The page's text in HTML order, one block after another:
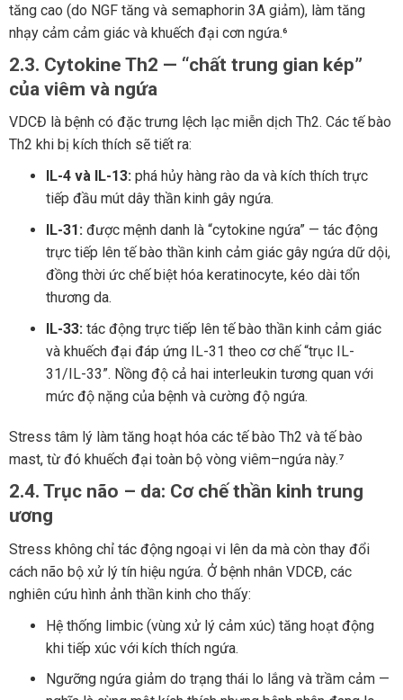
tăng cao (do NGF tăng và semaphorin 3A giảm), làm tăng
nhạy cảm cảm giác và khuếch đại cơn ngứa.⁶
2.3. Cytokine Th2 — “chất trung gian kép”
của viêm và ngứa
VDCĐ là bệnh có đặc trưng lệch lạc miễn dịch Th2. Các tế bào
Th2 khi bị kích thích sẽ tiết ra:
IL-4 và IL-13:phá hủy hàng rào da và kích thích trực
tiếp đầu mút dây thần kinh gây ngứa.
IL-31:được mệnh danh là “cytokine ngứa” — tác động
trực tiếp lên tế bào thần kinh cảm giác gây ngứa dữ dội,
đồng thời ức chế biệt hóa keratinocyte, kéo dài tổn
thương da.
IL-33: tác động trực tiếp lên tế bào thần kinh cảm giác
và khuếch đại đáp ứng IL-31 theo cơ chế “trục IL-
31/IL-33”. Nồng độ cả hai interleukin tương quan với
mức độ nặng của bệnh và cường độ ngứa.
Stress tâm lý làm tăng hoạt hóa các tế bào Th2 và tế bào
mast, từ đó khuếch đại toàn bộ vòng viêm–ngứa này.⁷
2.4. Trục não – da: Cơ chế thần kinh trung
ương
Stress không chỉ tác động ngoại vi lên da mà còn thay đổi
cách não bộ xử lý tín hiệu ngứa. Ở bệnh nhân VDCĐ, các
nghiên cứu hình ảnh thần kinh cho thấy:
Hệ thống limbic (vùng xử lý cảm xúc) tăng hoạt động
khi tiếp xúc với kích thích ngứa.
Ngưỡng ngứa giảm do trạng thái lo lắng và trầm cảm —